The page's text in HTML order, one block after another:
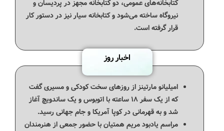
کتابخانه‌های عمومی، دو کتابخانه مجهز در پردیسان و
نیروگاه ساخته می‌شود و کتابخانه سیار نیز در دستور کار
قرار گرفته است.
اخبار روز
امیلیانو مارتینز از روزهای سخت کودکی و مسیری گفت
که از یک سفر ۱۸ ساعته با اتوبوس و یک ساندویچ آغاز
شد و به قهرمانی در کوپا آمریکا و جام جهانی رسید.
مراسم یادبود مریم همتیان با حضور جمعی از هنرمندان